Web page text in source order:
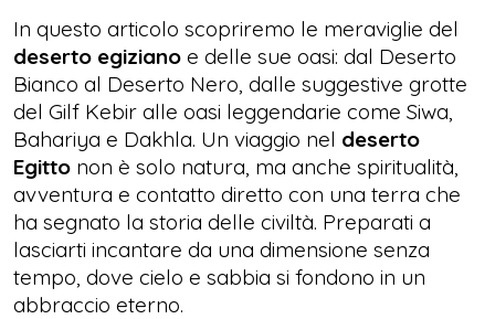
In questo articolo scopriremo le meraviglie del
deserto egiziano e delle sue oasi: dal Deserto
Bianco al Deserto Nero, dalle suggestive grotte
del Gilf Kebir alle oasi leggendarie come Siwa,
Bahariya e Dakhla. Un viaggio nel deserto
Egitto non è solo natura, ma anche spiritualità,
avventura e contatto diretto con una terra che
ha segnato la storia delle civiltà. Preparati a
lasciarti incantare da una dimensione senza
tempo, dove cielo e sabbia si fondono in un
abbraccio eterno.